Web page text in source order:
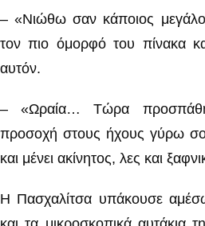
– «Νιώθω σαν κάποιος
τον πιο όμορφό του πίνακα
αυτόν.
– «Ωραία… Τώρα
προσοχή στους ήχους γύρω
και μένει ακίνητος, λες και
Η Πασχαλίτσα υπάκουσε